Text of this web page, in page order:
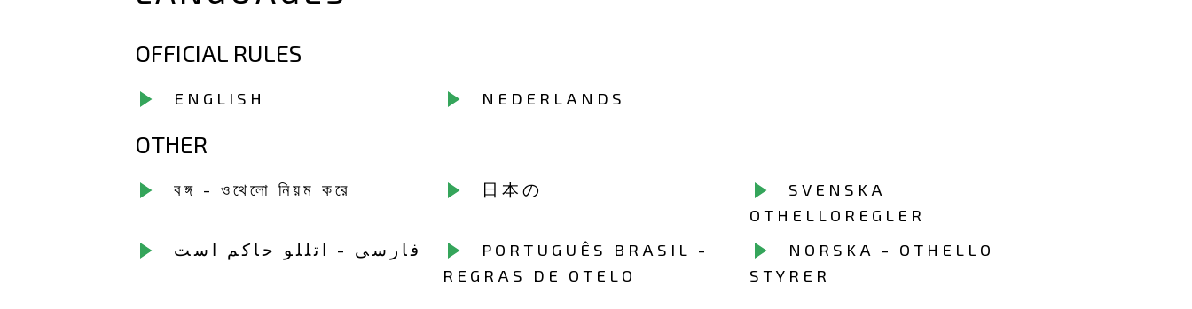
OFFICIAL RULES
ENGLISH NEDERLANDS
OTHER
বঙ্গ - ওথেলো নিয়ম করে 日本の
SVENSKA
OTHELLOREGLER
فارسی - اتللو حاکم است
PORTUGUÊS BRASIL -
REGRAS DE OTELO
NORSKA - OTHELLO
STYRER